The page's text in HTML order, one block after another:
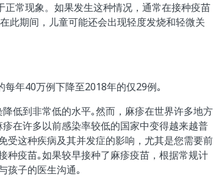
常现象。如果发生这种情况，通常在接种疫苗
此期间，儿童可能还会出现轻度发烧和轻微关
年40万例下降至2018年的仅29例｡
低到非常低的水平｡然而，麻疹在世界许多地方
在许多以前感染率较低的国家中变得越来越普
受这种疾病及其并发症的影响，尤其是您需要前
种疫苗｡如果较早接种了麻疹疫苗，根据常规计
孩子的医生沟通｡